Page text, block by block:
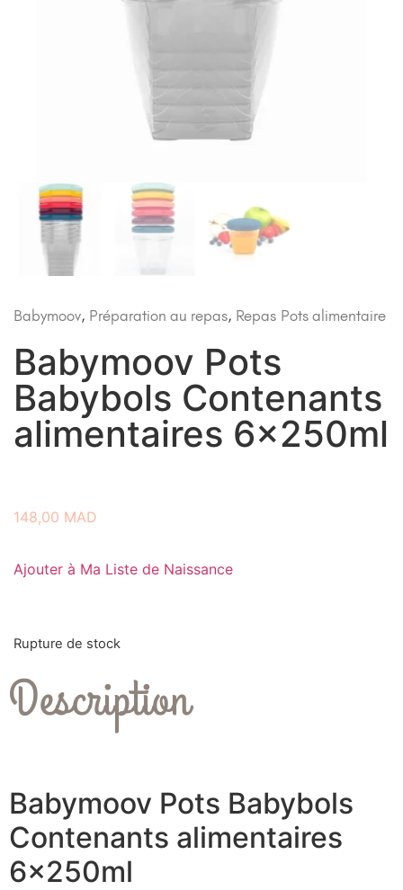
Babymoov, Préparation au repas, Repas Pots alimentaire
Babymoov Pots
Babybols Contenants
alimentaires 6x250ml
148,00 MAD
Ajouter à Ma Liste de Naissance
Rupture de stock
Description
Babymoov Pots Babybols
Contenants alimentaires
6x250ml